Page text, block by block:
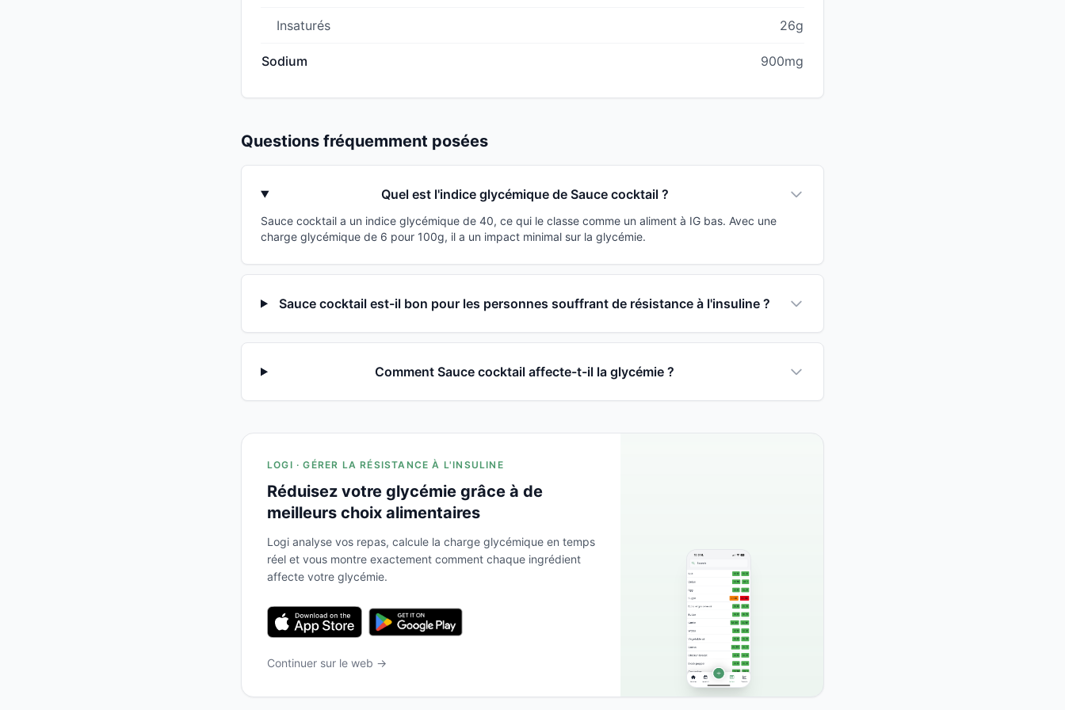
Insaturés 26g
Sodium 900mg
Questions fréquemment posées
Quel est l'indice glycémique de Sauce cocktail ?
Sauce cocktail a un indice glycémique de 40, ce qui le classe comme un aliment à IG bas. Avec une
charge glycémique de 6 pour 100g, il a un impact minimal sur la glycémie.
Sauce cocktail est-il bon pour les personnes souffrant de résistance à l'insuline ?
Comment Sauce cocktail affecte-t-il la glycémie ?
LOGI · GÉRER LA RÉSISTANCE À L'INSULINE
Réduisez votre glycémie grâce à de
meilleurs choix alimentaires
Logi analyse vos repas, calcule la charge glycémique en temps
réel et vous montre exactement comment chaque ingrédient
affecte votre glycémie.
Continuer sur le web →